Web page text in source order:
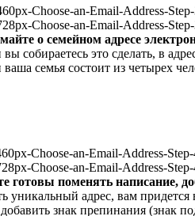
Choose-an-Email-Address-
Choose-an-Email-Address-
о семейном адресе
собираетесь это сделать, в
семья состоит из четырех
Choose-an-Email-Address-
Choose-an-Email-Address-
готовы поменять написание,
уникальный адрес, вам
знак препинания (знак